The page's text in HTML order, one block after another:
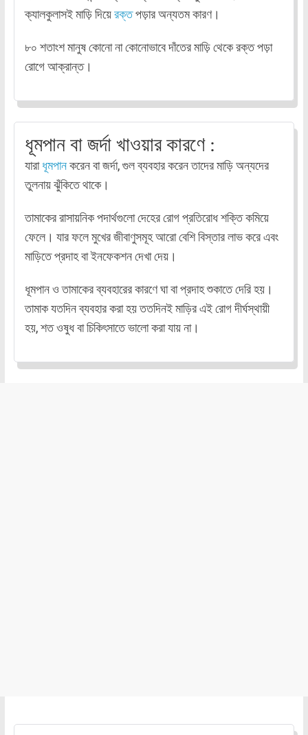
ক্যালকুলাসই মাড়ি দিয়েরক্তপড়ার অন্যতম কারণ।
৮০ শতাংশ মানুষ কোনো না কোনোভাবে দাঁতের মাড়ি থেকে রক্ত পড়া
রোগে আক্রান্ত।
ধূমপান বা জর্দা খাওয়ার কারণে :
যারাধূমপানকরেন বা জর্দা, গুল ব্যবহার করেন তাদের মাড়ি অন্যদের
তুলনায় ঝুঁকিতে থাকে।
তামাকের রাসায়নিক পদার্থগুলো দেহের রোগ প্রতিরোধ শক্তি কমিয়ে
ফেলে। যার ফলে মুখের জীবাণুসমূহ আরো বেশি বিস্তার লাভ করে এবং
মাড়িতে প্রদাহ বা ইনফেকশন দেখা দেয়।
ধূমপান ও তামাকের ব্যবহারের কারণে ঘা বা প্রদাহ শুকাতে দেরি হয়।
তামাক যতদিন ব্যবহার করা হয় ততদিনই মাড়ির এই রোগ দীর্ঘস্থায়ী
হয়, শত ওষুধ বা চিকিৎসাতে ভালো করা যায় না।